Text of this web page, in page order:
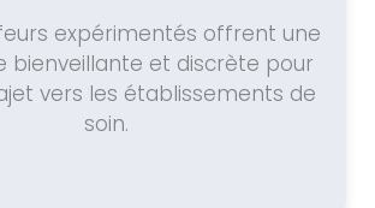
expérimentés offrent une
bienveillante et discrète pour
vers les établissements de
soin.